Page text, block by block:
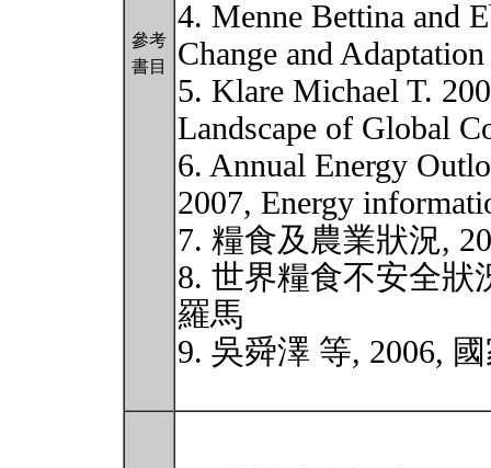
參考
書目
4. Menne Bettina and
Change and
5. Klare Michael T.
Landscape of Global
6. Annual Energy
2007, Energy
7. 糧食及農業狀況,
8. 世界糧食不安全狀
羅馬
9. 吳舜澤 等, 2006,